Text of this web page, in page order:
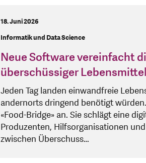
18. Juni 2026
Informatik und Data Science
Neue Software vereinfacht
überschüssiger Lebensmittel
Jeden Tag landen einwandfreie
andernorts dringend benötigt
«Food-Bridge» an. Sie schlägt eine
Produzenten, Hilfsorganisationen
zwischen Überschuss…